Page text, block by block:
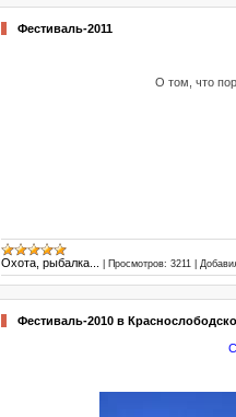
Фестиваль-2011
О том, что
Охота, рыбалка... Просмотров: 3211
Фестиваль-2010 в